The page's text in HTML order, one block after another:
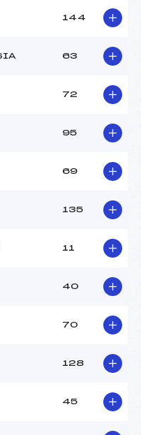
OLIVIERI CAMILLE (SA)
-4
255.0000
Pou
144
63
72
95
69
135
11
40
70
128
45